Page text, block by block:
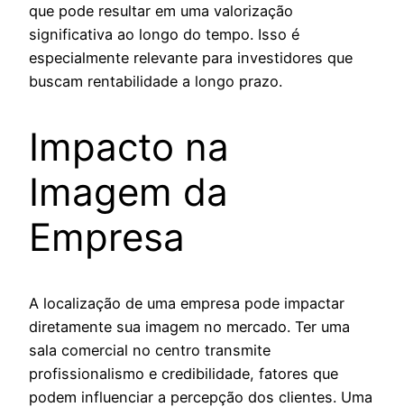
que pode resultar em uma valorização
significativa ao longo do tempo. Isso é
especialmente relevante para investidores que
buscam rentabilidade a longo prazo.
Impacto na
Imagem da
Empresa
A localização de uma empresa pode impactar
diretamente sua imagem no mercado. Ter uma
sala comercial no centro transmite
profissionalismo e credibilidade, fatores que
podem influenciar a percepção dos clientes. Uma